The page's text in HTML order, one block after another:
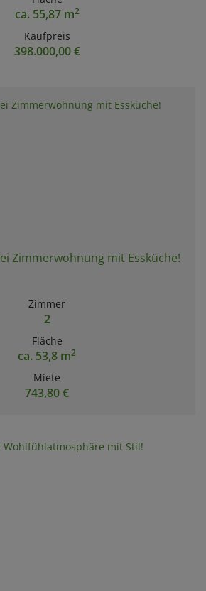
ca. 55,87 m2
Kaufpreis
398.000,00 €
Zimmerwohnung mit Essküche!
Zimmer
2
Fläche
ca. 53,8 m2
Miete
743,80 €